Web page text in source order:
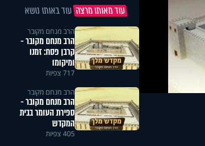
עוד מאותו מרצה עוד באותו נושא
הרב מנחם מקובר
הרב מנחם מקובר -
קרבן פסח: זמנו
ומיקומו
717 צפיות
הרב מנחם מקובר
הרב מנחם מקובר -
ספירת העומר בבית
המקדש
405 צפיות